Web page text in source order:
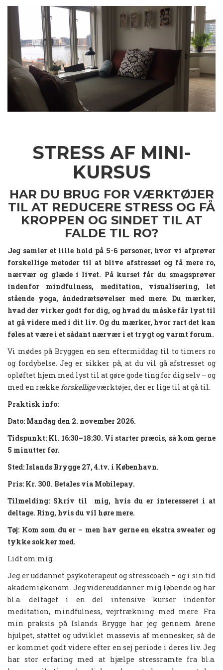
STRESS AF MINI-
KURSUS
HAR DU BRUG FOR VÆRKTØJER
TIL AT REDUCERE STRESS OG FÅ
KROPPEN OG SINDET TIL AT
FALDE TIL RO?
Jeg samler et lille hold på 5-6 personer, hvor vi afprøver
forskellige metoder til at blive afstresset og få mere ro,
nærvær og glæde i livet. På kurset får du smagsprøver
indenfor mindfulness, meditation, visualisering, let
stående yoga, åndedrætsøvelser med mere. Du mærker,
hvad der virker godt for dig, og hvad du måske får lyst til
at gå videre med i dit liv. Og du mærker, hvor rart det kan
føles at være i et sådant nærvær i et trygt og varmt forum.
Vi mødes på Bryggen en sen eftermiddag til to timers ro
og fordybelse. Jeg er sikker på, at du vil gå afstresset og
opløftet hjem med lyst til at gøre gode ting for dig selv – og
med en række forskelligeværktøjer, der er lige til at gå til.
Praktisk info:
Dato: Mandag den 2. november 2026.
Tidspunkt: Kl. 16:30–18:30. Vi starter præcis, så kom gerne
5 minutter før.
Sted: Islands Brygge 27, 4.tv. i København.
Pris: Kr. 300. Betales via Mobilepay.
Tilmelding: Skriv til mig, hvis du er interesseret i at
deltage. Ring, hvis du vil høre mere.
Tøj: Kom som du er – men hav gerne en ekstra sweater og
tykke sokker med.
Lidt om mig:
Jeg er uddannet psykoterapeut og stresscoach – og i sin tid
akademiøkonom. Jeg videreuddanner mig løbende og har
bl.a. deltaget i en del intensive kurser indenfor
meditation, mindfulness, vejrtrækning med mere. Fra
min praksis på Islands Brygge har jeg gennem årene
hjulpet, støttet og udviklet massevis af mennesker, så de
er kommet godt videre efter en sej periode i deres liv. Jeg
har stor erfaring med at hjælpe stressramte fra bl.a.